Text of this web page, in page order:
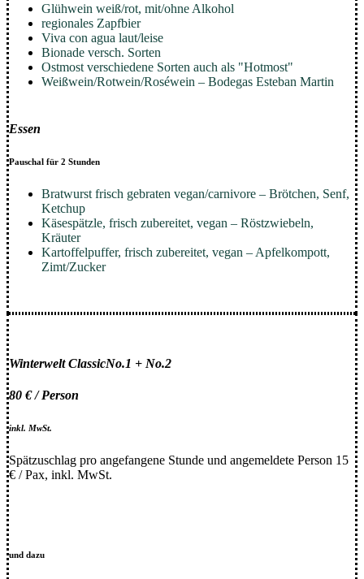
Glühwein weiß/rot, mit/ohne Alkohol
regionales Zapfbier
Viva con agua laut/leise
Bionade versch. Sorten
Ostmost verschiedene Sorten auch als "Hotmost"
Weißwein/Rotwein/Roséwein – Bodegas Esteban Martin
Essen
Pauschal für 2 Stunden
Bratwurst frisch gebraten vegan/carnivore – Brötchen, Senf,
Ketchup
Käsespätzle, frisch zubereitet, vegan – Röstzwiebeln,
Kräuter
Kartoffelpuffer, frisch zubereitet, vegan – Apfelkompott,
Zimt/Zucker
Winterwelt ClassicNo.1 + No.2
80 € / Person
inkl. MwSt.
Spätzuschlag pro angefangene Stunde und angemeldete Person 15
€ / Pax, inkl. MwSt.
und dazu